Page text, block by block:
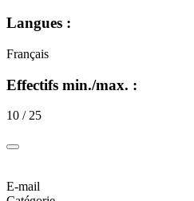
Langues :
Français
Effectifs min./max. :
10 / 25
E-mail